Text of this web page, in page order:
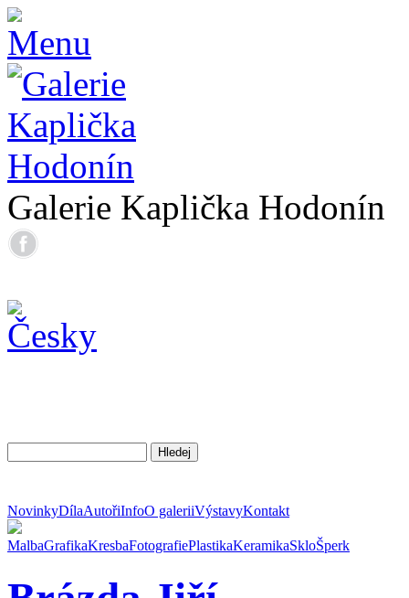
Galerie Kaplička Hodonín
NovinkyDílaAutořiInfoO galeriiVýstavyKontakt
MalbaGrafikaKresbaFotografiePlastikaKeramikaSkloŠperk